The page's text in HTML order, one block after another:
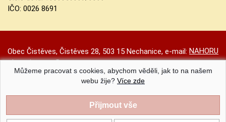
IČO: 0026 8691
NAHORU
Obec Čistěves, Čistěves 28, 503 15 Nechanice, e-mail:
obec.cisteves@seznam.cz
Prohlášení o přístupnosti|Původní web|Nastavení cookies
Obec Čistěves |Provozováno na systému CMS-OBCE | Vyrobil
Můžeme pracovat s cookies, abychom věděli, jak to na našem
webu žije? Více zde